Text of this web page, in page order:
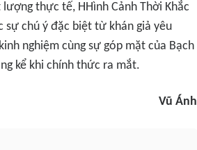
lượng thực tế, HHình Cảnh Thời Khắc
sự chú ý đặc biệt từ khán giả yêu
nghiệm cùng sự góp mặt của Bạch
kể khi chính thức ra mắt.
Vũ Ánh